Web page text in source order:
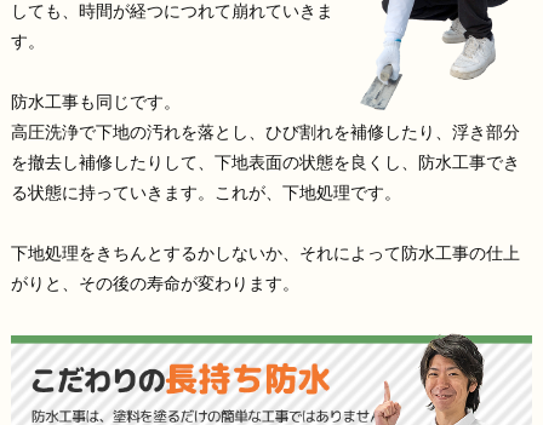
しても、時間が経つにつれて崩れていきま
す。
防水工事も同じです。
高圧洗浄で下地の汚れを落とし、ひび割れを補修したり、浮き部分
を撤去し補修したりして、下地表面の状態を良くし、防水工事でき
る状態に持っていきます。これが、下地処理です。
下地処理をきちんとするかしないか、それによって防水工事の仕上
がりと、その後の寿命が変わります。